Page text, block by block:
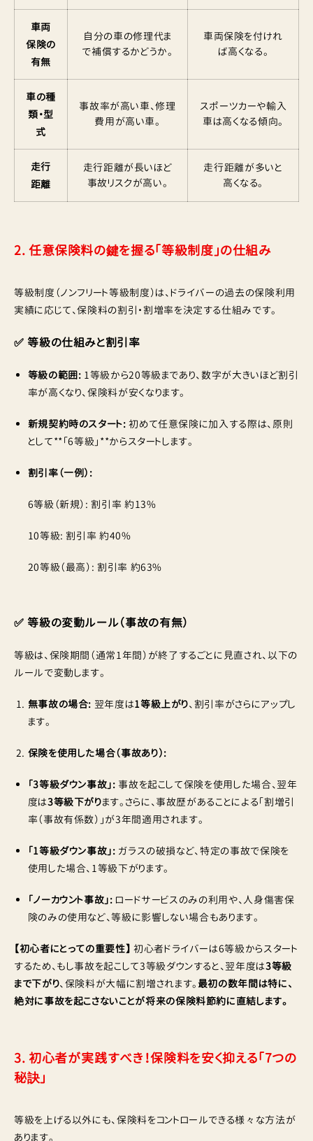
車両
保険の
有無
自分の車の修理代ま
で補償するかどうか。
車両保険を付けれ
ば高くなる。
車の種
類・型
式
事故率が高い車、修理
費用が高い車。
スポーツカーや輸入
車は高くなる傾向。
走行
距離
走行距離が長いほど
事故リスクが高い。
走行距離が多いと
高くなる。
2. 任意保険料の鍵を握る「等級制度」の仕組み
等級制度（ノンフリート等級制度）は、ドライバーの過去の保険利用
実績に応じて、保険料の割引・割増率を決定する仕組みです。
✅ 等級の仕組みと割引率
等級の範囲: 1等級から20等級まであり、数字が大きいほど割引
率が高くなり、保険料が安くなります。
新規契約時のスタート: 初めて任意保険に加入する際は、原則
として**「6等級」**からスタートします。
割引率（一例）:
6等級（新規）: 割引率 約13%
10等級: 割引率 約40%
20等級（最高）: 割引率 約63%
✅ 等級の変動ルール（事故の有無）
等級は、保険期間（通常1年間）が終了するごとに見直され、以下の
ルールで変動します。
無事故の場合: 翌年度は1等級上がり、割引率がさらにアップし
ます。
保険を使用した場合（事故あり）:
「3等級ダウン事故」: 事故を起こして保険を使用した場合、翌年
度は3等級下がります。さらに、事故歴があることによる「割増引
率（事故有係数）」が3年間適用されます。
「1等級ダウン事故」: ガラスの破損など、特定の事故で保険を
使用した場合、1等級下がります。
「ノーカウント事故」: ロードサービスのみの利用や、人身傷害保
険のみの使用など、等級に影響しない場合もあります。
【初心者にとっての重要性】 初心者ドライバーは6等級からスタート
するため、もし事故を起こして3等級ダウンすると、翌年度は3等級
まで下がり、保険料が大幅に割増されます。最初の数年間は特に、
絶対に事故を起こさないことが将来の保険料節約に直結します。
3. 初心者が実践すべき！保険料を安く抑える「7つの
秘訣」
等級を上げる以外にも、保険料をコントロールできる様々な方法が
あります。